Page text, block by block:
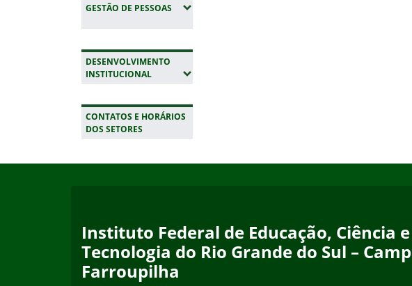
GESTÃO DE PESSOAS (EXPANDIR SUBMENUS)
DESENVOLVIMENTO
INSTITUCIONAL(EXPANDIR SUBMENUS)
CONTATOS E HORÁRIOS
DOS SETORES
Instituto Federal de Educação, Ciência e
Tecnologia do Rio Grande do Sul –
Farroupilha